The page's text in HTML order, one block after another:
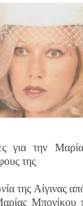
για την
της
της Αίγινας
Μπονίκου